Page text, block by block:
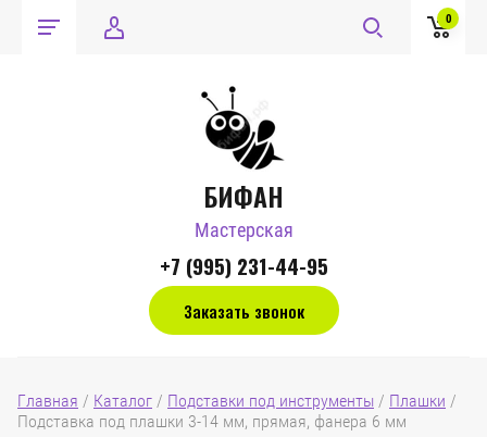
0
БИФАН
Мастерская
+7 (995) 231-44-95
Заказать звонок
Главная / Каталог / Подставки под инструменты / Плашки /
Подставка под плашки 3-14 мм, прямая, фанера 6 мм